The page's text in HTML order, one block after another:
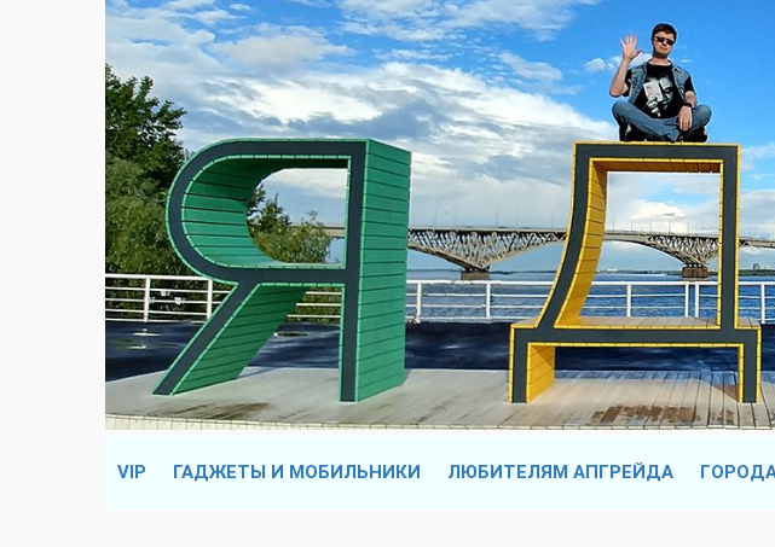
VIP ГАДЖЕТЫ И МОБИЛЬНИКИ ЛЮБИТЕЛЯМ АПГРЕЙДА